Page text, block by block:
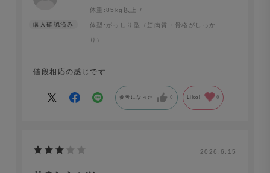
体重:85kg以上
体型: がっしり型（筋肉質・骨格がしっか
り）
値段相応の感じです
参考になった 0 Like! 0
2026.6.15